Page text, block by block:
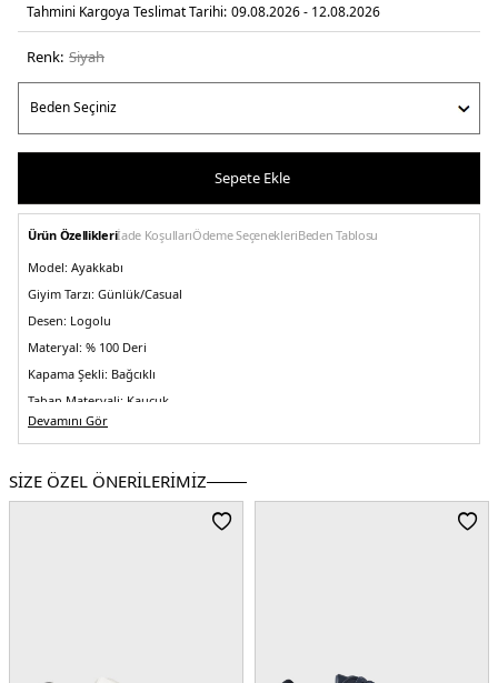
Tahmini Kargoya Teslimat Tarihi: 09.08.2026 - 12.08.2026
Renk: si̇yah
Sepete Ekle
Ürün Özellikleriİade KoşullarıÖdeme SeçenekleriBeden Tablosu
Model: Ayakkabı
Giyim Tarzı: Günlük/Casual
Desen: Logolu
Materyal: % 100 Deri
Kapama Şekli: Bağcıklı
Taban Materyali: Kauçuk
Burun Tipi:Yuvarlak
5DE1YM0YM013690GJ.07
Devamını Gör
SİZE ÖZEL ÖNERİLERİMİZ